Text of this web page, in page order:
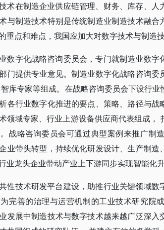
术在制造企业供应链管理、财务、库存、人
与制造技术特别是传统制造业制造技术融
重点和难点，我国应加大对数字技术与制造
数字化战略咨询委员会，专门就制造业数字
门提供专业意见。制造业数字化战略咨询
库专家等组成。在战略咨询委员会下设行
各行业数字化推进的要点、策略、路径与
领域专家、行业上游设备供应商代表组成，
战略咨询委员会可通过典型案例来推广制
业带头转型，持续优化研发设计、生产制
业龙头企业带动产业上下游同步实现智能化升
性技术研发平台建设，助推行业关键领域
完善的治理与运营机制的工业技术研究院
发展中制造技术与数字技术越来越广泛深入